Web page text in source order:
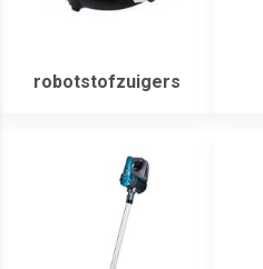
robotstofzuigers